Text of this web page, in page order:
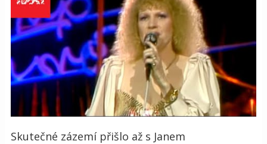
Skutečné zázemí přišlo až s Janem